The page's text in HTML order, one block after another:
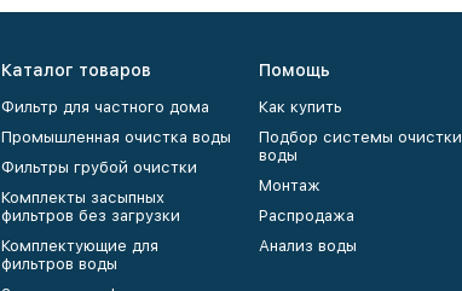
Каталог товаров
Фильтр для частного дома
Промышленная очистка воды
Фильтры грубой очистки
Комплекты засыпных
фильтров без загрузки
Комплектующие для
фильтров воды
Помощь
Как купить
Подбор системы очистки
воды
Монтаж
Распродажа
Анализ воды